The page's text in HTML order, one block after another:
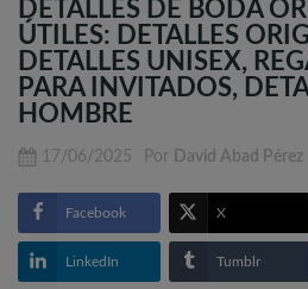
DETALLES DE BODA
ÚTILES: DETALLES
DETALLES UNISEX,
PARA INVITADOS,
HOMBRE
17/06/2025 Por David Abad Pérez
Facebook X
LinkedIn Tumblr